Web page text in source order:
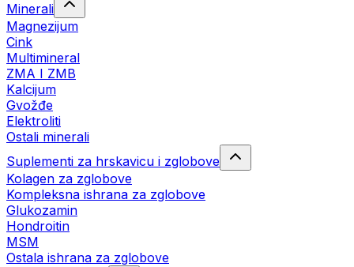
Minerali
Magnezijum
Cink
Multimineral
ZMA I ZMB
Kalcijum
Gvožđe
Elektroliti
Ostali minerali
Suplementi za hrskavicu i zglobove
Kolagen za zglobove
Kompleksna ishrana za zglobove
Glukozamin
Hondroitin
MSM
Ostala ishrana za zglobove